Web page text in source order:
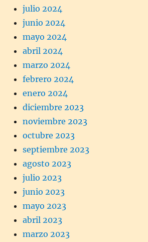
julio 2024
junio 2024
mayo 2024
abril 2024
marzo 2024
febrero 2024
enero 2024
diciembre 2023
noviembre 2023
octubre 2023
septiembre 2023
agosto 2023
julio 2023
junio 2023
mayo 2023
abril 2023
marzo 2023